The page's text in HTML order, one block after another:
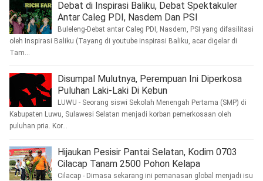
Debat di Inspirasi Baliku, Debat Spektakuler
Antar Caleg PDI, Nasdem Dan PSI
Buleleng-Debat antar Caleg PDI, Nasdem, PSI yang difasilitasi
oleh Inspirasi Baliku (Tayang di youtube inspirasi Baliku, acar digelar di
Tam...
Disumpal Mulutnya, Perempuan Ini Diperkosa
Puluhan Laki-Laki Di Kebun
LUWU - Seorang siswi Sekolah Menengah Pertama (SMP) di
Kabupaten Luwu, Sulawesi Selatan menjadi korban pemerkosaan oleh
puluhan pria. Kor...
Hijaukan Pesisir Pantai Selatan, Kodim 0703
Cilacap Tanam 2500 Pohon Kelapa
Cilacap - Dimasa sekarang ini pemanasan global menjadi isu